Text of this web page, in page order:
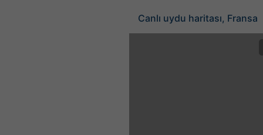
Canlı uydu haritası, Fransa